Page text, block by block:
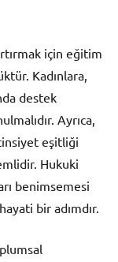
için eğitim
Kadınlara,
destek
Ayrıca,
eşitliği
Hukuki
benimsemesi
bir adımdır.